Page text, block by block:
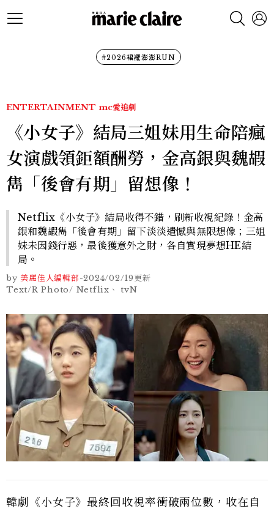
#2026裙襬澎澎RUN
ENTERTAINMENT mc愛追劇
《小女子》結局三姐妹用生命陪瘋
女演戲領鉅額酬勞，金高銀與魏嘏
雋「後會有期」留想像！
Netflix《小女子》結局收得不錯，刷新收視紀錄！金高
銀和魏嘏雋「後會有期」留下淡淡遺憾與無限想像；三姐
妹未因錢行惡，最後獲意外之財，各自實現夢想HE結
局。
by 美麗佳人編輯部-2024/02/19更新
Text/R Photo/ Netflix、 tvN
韓劇《小女子》最終回收視率衝破兩位數，收在自